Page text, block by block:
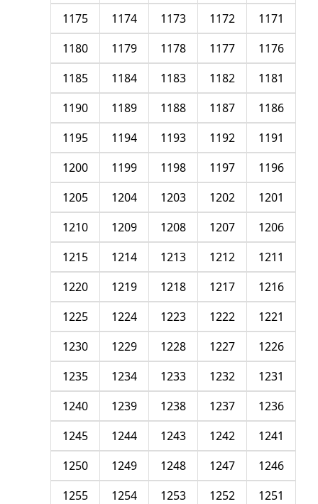
1171
1172
1173
1174
1175
1176
1177
1178
1179
1180
1181
1182
1183
1184
1185
1186
1187
1188
1189
1190
1191
1192
1193
1194
1195
1196
1197
1198
1199
1200
1201
1202
1203
1204
1205
1206
1207
1208
1209
1210
1211
1212
1213
1214
1215
1216
1217
1218
1219
1220
1221
1222
1223
1224
1225
1226
1227
1228
1229
1230
1231
1232
1233
1234
1235
1236
1237
1238
1239
1240
1241
1242
1243
1244
1245
1246
1247
1248
1249
1250
1251
1252
1253
1254
1255